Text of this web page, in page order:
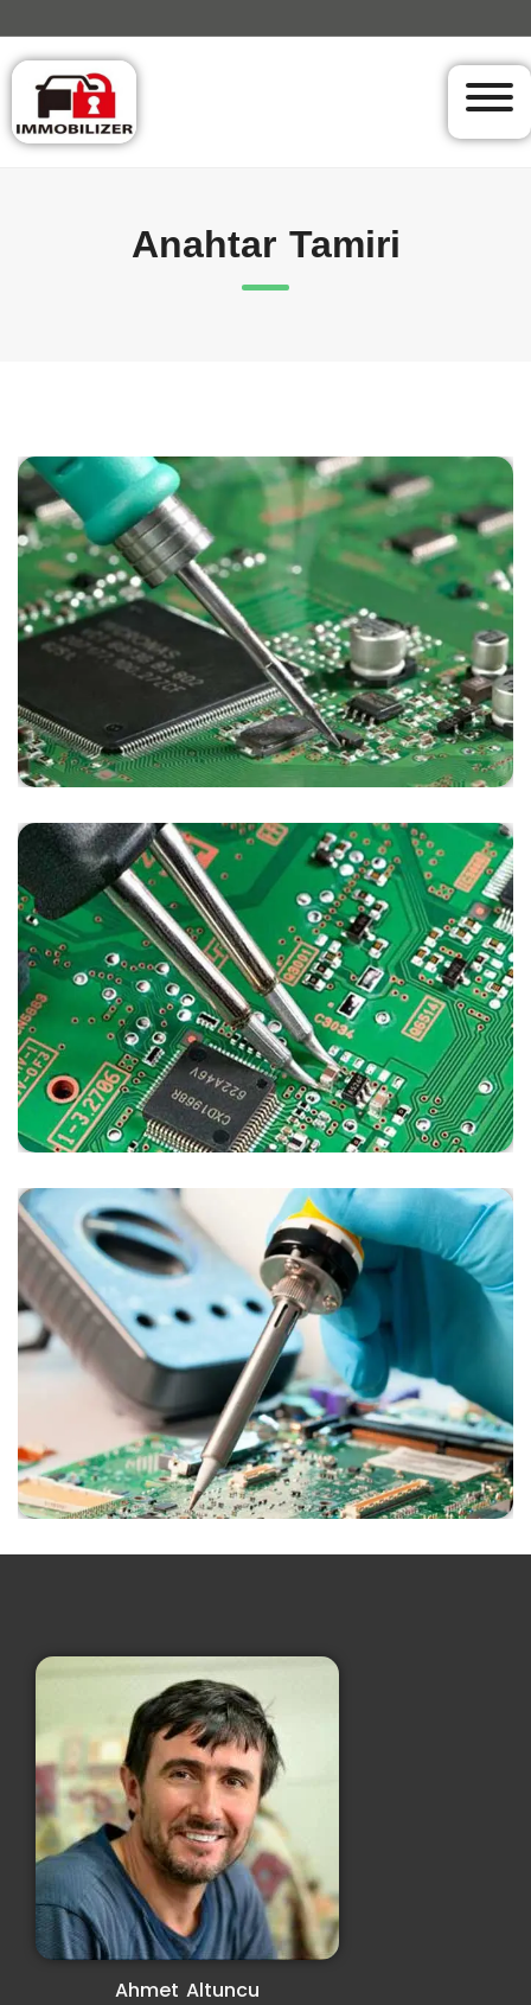
Anahtar Tamiri
Ahmet Altuncu